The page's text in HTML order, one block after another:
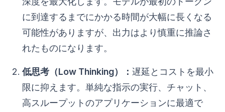
に到達するまでにかかる時間が大幅に長くなる
可能性がありますが、出力はより慎重に推論さ
れたものになります。
低思考（Low Thinking）： 遅延とコストを最小
限に抑えます。単純な指示の実行、チャット、
高スループットのアプリケーションに最適で